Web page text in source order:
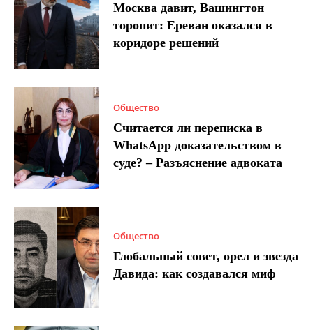
Москва давит, Вашингтон
торопит: Ереван оказался в
коридоре решений
Общество
Считается ли переписка в
WhatsApp доказательством в
суде? – Разъяснение адвоката
Общество
Глобальный совет, орел и звезда
Давида: как создавался миф